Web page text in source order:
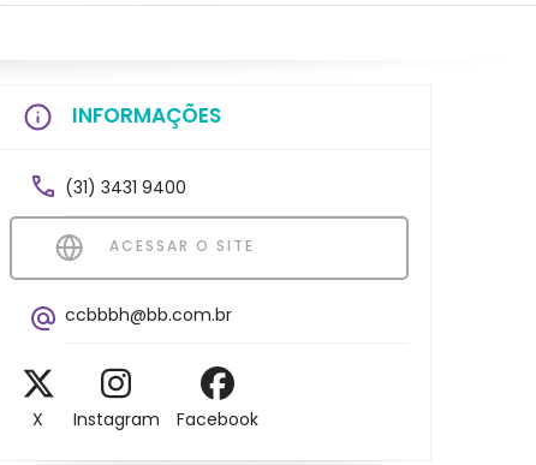
INFORMAÇÕES
(31) 3431 9400
ACESSAR O SITE
ccbbbh@bb.com.br
X Instagram Facebook